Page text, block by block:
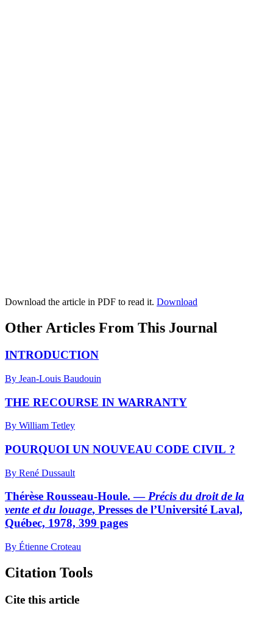
Download the article in PDF to read it. Download
Other Articles From This Journal
INTRODUCTION
By Jean-Louis Baudouin
THE RECOURSE IN WARRANTY
By William Tetley
POURQUOI UN NOUVEAU CODE CIVIL ?
By René Dussault
Thérèse Rousseau-Houle. —Précis du droit de la
vente et du louage, Presses de l’Université Laval,
Québec, 1978, 399 pages
By Étienne Croteau
Citation Tools
Cite this article